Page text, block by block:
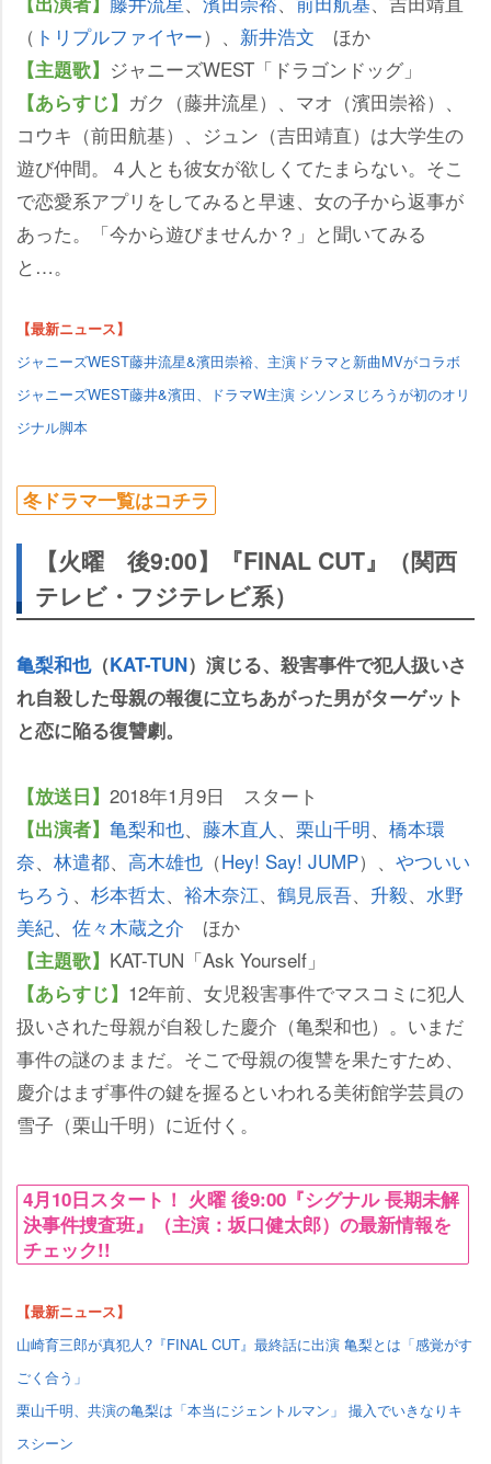
（ トリプルファイヤー）、 新井浩文 ほか
【主題歌】 ジャニーズWEST「ドラゴンドッグ」
【あらすじ】 ガク（藤井流星）、マオ（濱田崇裕）、
コウキ（前田航基）、ジュン（吉田靖直）は大学生の
遊び仲間。４人とも彼女が欲しくてたまらない。そこ
で恋愛系アプリをしてみると早速、女の子から返事が
あった。「今から遊びませんか？」と聞いてみる
と…。
【最新ニュース】
ジャニーズWEST藤井流星&濱田崇裕、主演ドラマと新曲MVがコラボ
ジャニーズWEST藤井&濱田、ドラマW主演 シソンヌじろうが初のオリ
ジナル脚本
冬ドラマ一覧はコチラ
【火曜 後9:00】『FINAL CUT』（関西
テレビ・フジテレビ系）
亀梨和也（KAT-TUN）演じる、殺害事件で犯人扱いさ
れ自殺した母親の報復に立ちあがった男がターゲット
と恋に陥る復讐劇。
【放送日】 2018年1月9日 スタート
【出演者】 亀梨和也、 藤木直人 、 栗山千明、 橋本環
奈、 林遣都、 高木雄也 （Hey! Say! JUMP）、 ついい
ちろう 、 杉本哲太、 裕木奈江、 鶴見辰吾、 升毅、 水野
美紀、 佐々木蔵之介 ほか
【主題歌】 KAT-TUN「Ask Yourself」
【あらすじ】 12年前、女児殺害事件でマスコミに犯人
扱いされた母親が自殺した慶介（亀梨和也）。いまだ
事件の謎のままだ。そこで母親の復讐を果たすため、
慶介はまず事件の鍵を握るといわれる美術館学芸員の
雪子（栗山千明）に近付く。
4月10日スタート！ 火曜 後9:00『シグナル 長期未解
決事件捜査班』（主演：坂口健太郎）の最新情報を
チェック!!
【最新ニュース】
山崎育三郎が真犯人?『FINAL CUT』最終話に出演 亀梨とは「感覚がす
ごく合う」
栗山千明、共演の亀梨は「本当にジェントルマン」 撮入でいきなりキ
スシーン